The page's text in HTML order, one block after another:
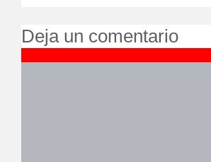
Deja un comentario